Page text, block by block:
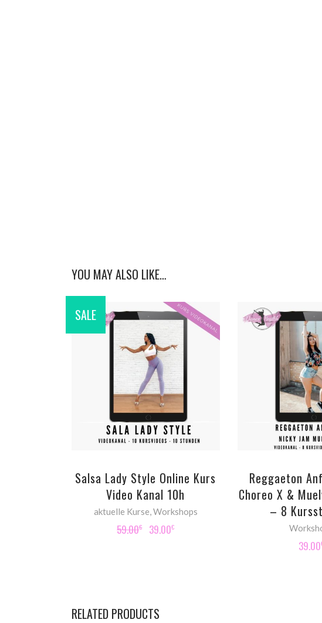
YOU MAY ALSO LIKE…
SALE
ADD TO CART
Salsa Lady Style Online Kurs
Video Kanal 10h
aktuelle Kurse Workshops
59.00€ Original
price
39.00€Current
ADD TO
Reggaeton
Choreo X &
– 8
39.00
RELATED PRODUCTS